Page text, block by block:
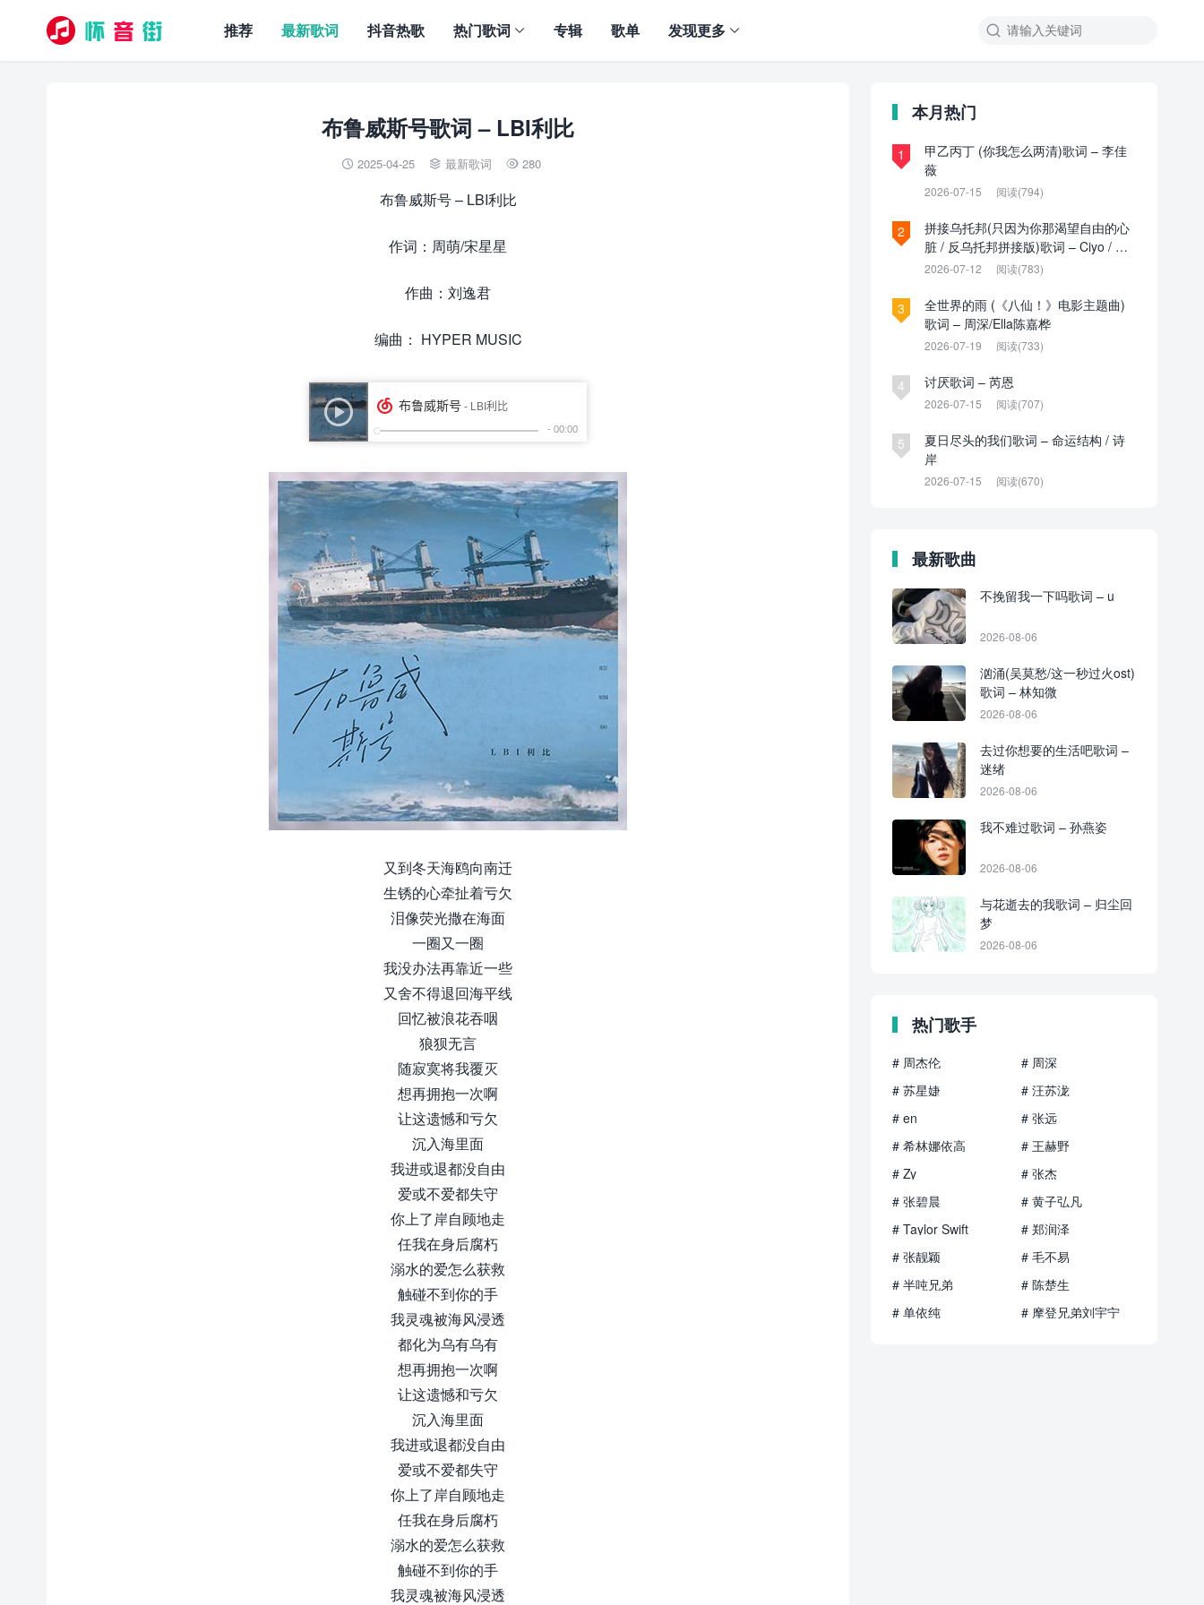

推荐 最新歌词 抖音热歌 热门歌词 专辑 歌单 发现更多
布鲁威斯号歌词 – LBI利比
 2025-04-25  最新歌词  280
布鲁威斯号 – LBI利比
作词：周萌/宋星星
作曲：刘逸君
编曲： HYPER MUSIC
又到冬天海鸥向南迁
生锈的心牵扯着亏欠
泪像荧光撒在海面
一圈又一圈
我没办法再靠近一些
又舍不得退回海平线
回忆被浪花吞咽
狼狈无言
随寂寞将我覆灭
想再拥抱一次啊
让这遗憾和亏欠
沉入海里面
我进或退都没自由
爱或不爱都失守
你上了岸自顾地走
任我在身后腐朽
溺水的爱怎么获救
触碰不到你的手
我灵魂被海风浸透
都化为乌有乌有
想再拥抱一次啊
让这遗憾和亏欠
沉入海里面
我进或退都没自由
爱或不爱都失守
你上了岸自顾地走
任我在身后腐朽
溺水的爱怎么获救
触碰不到你的手
我灵魂被海风浸透
本月热门
1
甲乙丙丁 (你我怎么两清)歌词 – 李佳
薇
2026-07-15 阅读(794)
2
拼接乌托邦(只因为你那渴望自由的心
脏 / 反乌托邦拼接版)歌词 – Ciyo / 见
过夏天P / 乌托邦P
2026-07-12 阅读(783)
3
全世界的雨 (《八仙！》电影主题曲)
歌词 – 周深/Ella陈嘉桦
2026-07-19 阅读(733)
4 讨厌歌词 – 芮恩
2026-07-15 阅读(707)
5
夏日尽头的我们歌词 – 命运结构 / 诗
岸
2026-07-15 阅读(670)
最新歌曲
不挽留我一下吗歌词 – u
2026-08-06
汹涌(吴莫愁/这一秒过火ost)
歌词 – 林知微
2026-08-06
去过你想要的生活吧歌词 –
迷绪
2026-08-06
我不难过歌词 – 孙燕姿
2026-08-06
与花逝去的我歌词 – 归尘回
梦
2026-08-06
热门歌手
# 周杰伦
# 周深
# 苏星婕
# 汪苏泷
# en
# 张远
# 希林娜依高
# 王赫野
# Zy
# 张杰
# 张碧晨
# 黄子弘凡
# Taylor Swift
# 郑润泽
# 张靓颖
# 毛不易
# 半吨兄弟
# 陈楚生
# 单依纯
# 摩登兄弟刘宇宁